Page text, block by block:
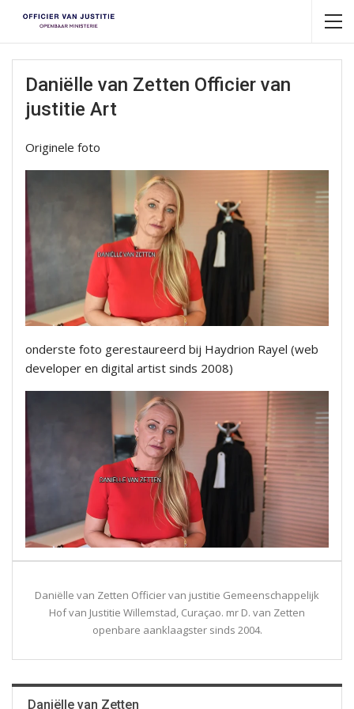
Daniëlle van Zetten Officier van
justitie Art
Originele foto
onderste foto gerestaureerd bij Haydrion Rayel (web
developer en digital artist sinds 2008)
Daniëlle van Zetten Officier van justitie Gemeenschappelijk
Hof van Justitie Willemstad, Curaçao. mr D. van Zetten
openbare aanklaagster sinds 2004.
Daniëlle van Zetten